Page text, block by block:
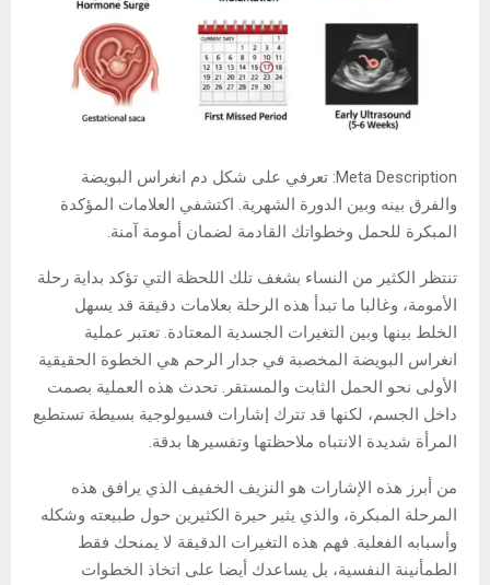
Meta Description: تعرفي على شكل دم انغراس البويضة
والفرق بينه وبين الدورة الشهرية. اكتشفي العلامات المؤكدة
المبكرة للحمل وخطواتك القادمة لضمان أمومة آمنة.
تنتظر الكثير من النساء بشغف تلك اللحظة التي تؤكد بداية رحلة
الأمومة، وغالبا ما تبدأ هذه الرحلة بعلامات دقيقة قد يسهل
الخلط بينها وبين التغيرات الجسدية المعتادة. تعتبر عملية
انغراس البويضة المخصبة في جدار الرحم هي الخطوة الحقيقية
الأولى نحو الحمل الثابت والمستقر. تحدث هذه العملية بصمت
داخل الجسم، لكنها قد تترك إشارات فسيولوجية بسيطة تستطيع
المرأة شديدة الانتباه ملاحظتها وتفسيرها بدقة.
من أبرز هذه الإشارات هو النزيف الخفيف الذي يرافق هذه
المرحلة المبكرة، والذي يثير حيرة الكثيرين حول طبيعته وشكله
وأسبابه الفعلية. فهم هذه التغيرات الدقيقة لا يمنحك فقط
الطمأنينة النفسية، بل يساعدك أيضا على اتخاذ الخطوات